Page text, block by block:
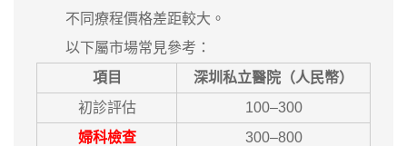
不同療程價格差距較大。
以下屬市場常見參考：
項目
深圳私立醫院（人民幣）
初診評估
100–300
婦科檢查
300–800